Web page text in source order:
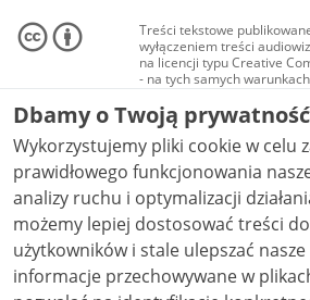
Treści tekstowe
wyłączeniem treści
na licencji typu Creative
- na tych samych
Materiały audiowizualne, w
audio i wideo, są
Creative Commons:
niekomercyjne - bez
NC-ND 4.0), o ile nie jest to
Dbamy o Twoją prywatność
Wykorzystujemy pliki cookie w celu
prawidłowego funkcjonowania
analizy ruchu i optymalizacji działania
możemy lepiej dostosować treści
użytkowników i stale ulepszać nasze usługi.
informacje przechowywane w